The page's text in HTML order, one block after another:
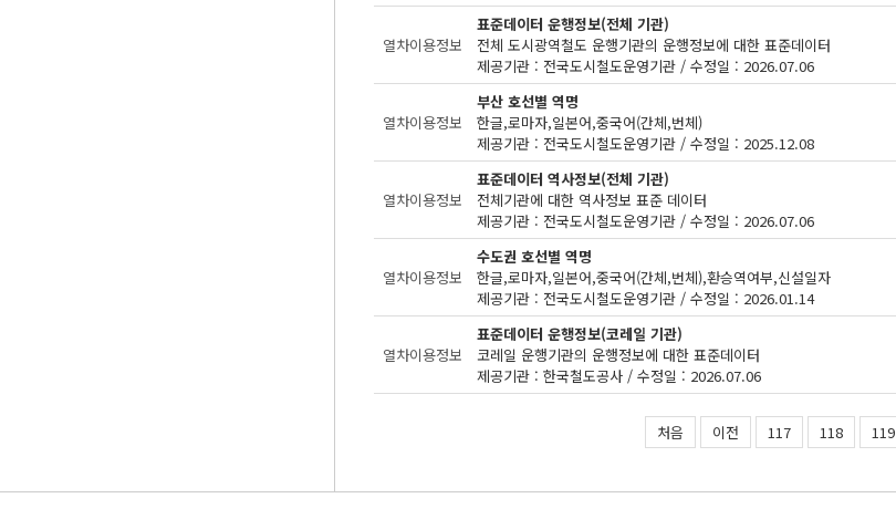
열차이용정보
표준데이터 운행정보(전체 기관)
전체 도시광역철도 운행기관의 운행정보에 대한 표준데이터
제공기관 : 전국도시철도운영기관 / 수정일 : 2026.07.06
열차이용정보
부산 호선별 역명
한글,로마자,일본어,중국어(간체,번체)
제공기관 : 전국도시철도운영기관 / 수정일 : 2025.12.08
열차이용정보
표준데이터 역사정보(전체 기관)
전체기관에 대한 역사정보 표준 데이터
제공기관 : 전국도시철도운영기관 / 수정일 : 2026.07.06
열차이용정보
수도권 호선별 역명
한글,로마자,일본어,중국어(간체,번체),환승역여부,신설일자
제공기관 : 전국도시철도운영기관 / 수정일 : 2026.01.14
열차이용정보
표준데이터 운행정보(코레일 기관)
코레일 운행기관의 운행정보에 대한 표준데이터
제공기관 : 한국철도공사 / 수정일 : 2026.07.06
처음 이전 117 118 119